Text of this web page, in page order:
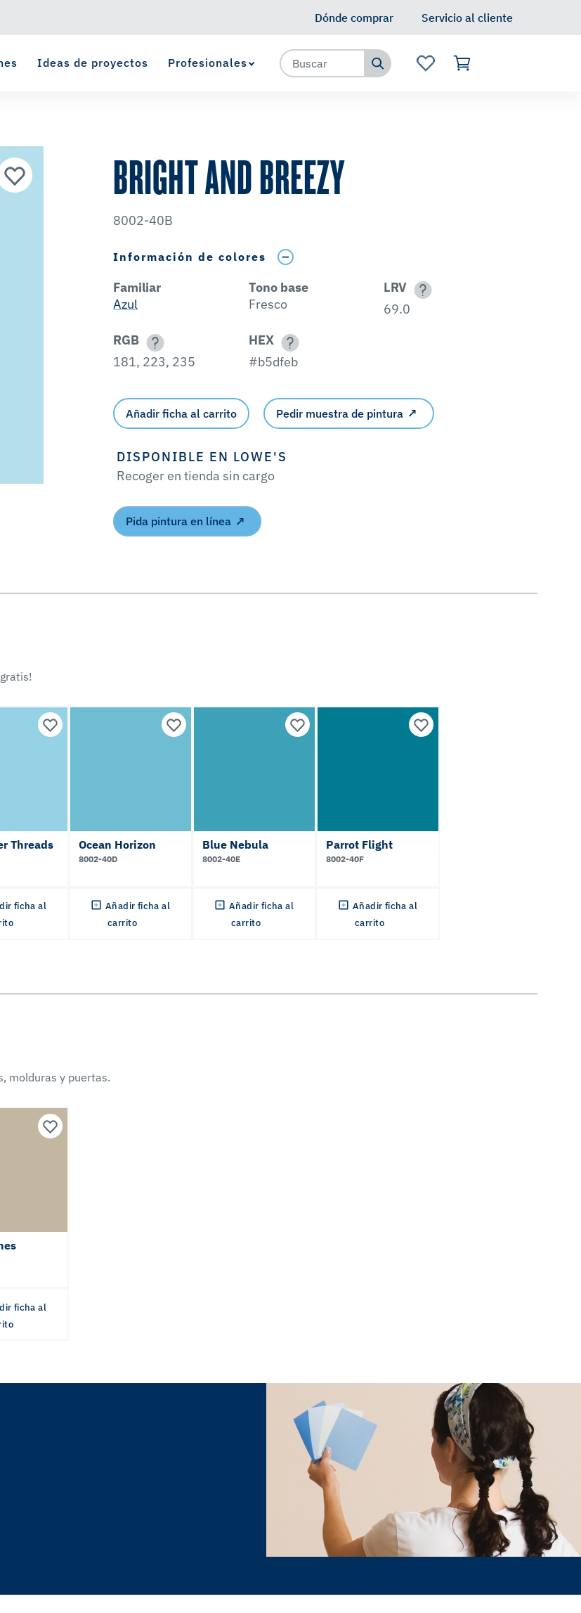
Dónde comprar
Servicio al cliente
Ideas de proyectos Profesionales
BRIGHT AND BREEZY
8002-40B
Información de colores
Familiar
Azul
Tono base
Fresco
LRV
69.0
RGB
181, 223, 235
HEX
#b5dfeb
Añadir ficha al carrito Pedir muestra de pintura
DISPONIBLE EN LOWE'S
Recoger en tienda sin cargo
Pida pintura en línea
Threads
ficha al
Ocean Horizon
8002-40D
Añadir ficha al
carrito
Blue Nebula
8002-40E
Añadir ficha al
carrito
Parrot Flight
8002-40F
Añadir ficha al
carrito
molduras y puertas.
ficha al